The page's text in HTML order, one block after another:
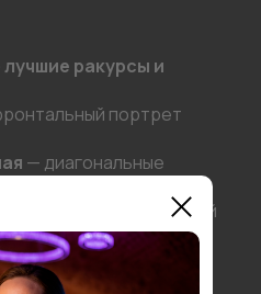
ракурсы и
портрет
— диагональные
— вид на устье и боковой